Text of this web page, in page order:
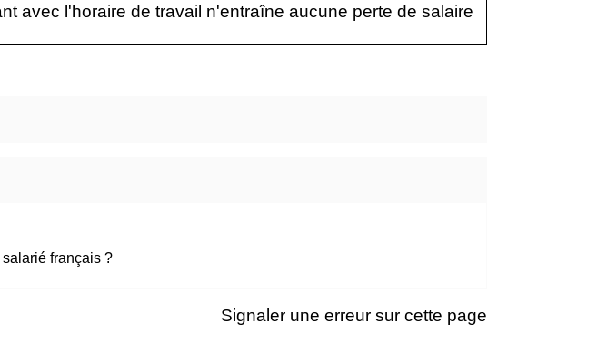
avec l'horaire de travail n'entraîne aucune perte de salaire
français ?
Signaler une erreur sur cette page